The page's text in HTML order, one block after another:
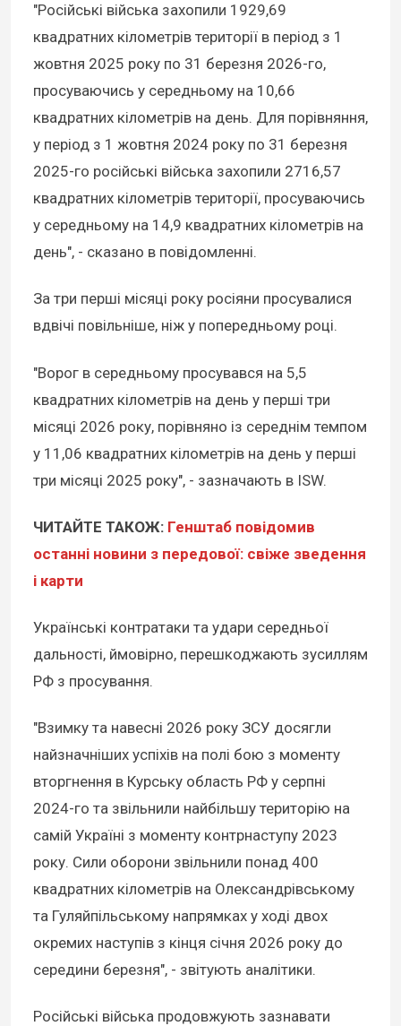
"Російські війська захопили 1929,69
квадратних кілометрів території в період з 1
жовтня 2025 року по 31 березня 2026-го,
просуваючись у середньому на 10,66
квадратних кілометрів на день. Для порівняння,
у період з 1 жовтня 2024 року по 31 березня
2025-го російські війська захопили 2716,57
квадратних кілометрів території, просуваючись
у середньому на 14,9 квадратних кілометрів на
день", - сказано в повідомленні.
За три перші місяці року росіяни просувалися
вдвічі повільніше, ніж у попередньому році.
"Ворог в середньому просувався на 5,5
квадратних кілометрів на день у перші три
місяці 2026 року, порівняно із середнім темпом
у 11,06 квадратних кілометрів на день у перші
три місяці 2025 року", - зазначають в ISW.
ЧИТАЙТЕ ТАКОЖ: Генштаб повідомив
останні новини з передової: свіже зведення
і карти
Українські контратаки та удари середньої
дальності, ймовірно, перешкоджають зусиллям
РФ з просування.
"Взимку та навесні 2026 року ЗСУ досягли
найзначніших успіхів на полі бою з моменту
вторгнення в Курську область РФ у серпні
2024-го та звільнили найбільшу територію на
самій Україні з моменту контрнаступу 2023
року. Сили оборони звільнили понад 400
квадратних кілометрів на Олександрівському
та Гуляйпільському напрямках у ході двох
окремих наступів з кінця січня 2026 року до
середини березня", - звітують аналітики.
Російські війська продовжують зазнавати